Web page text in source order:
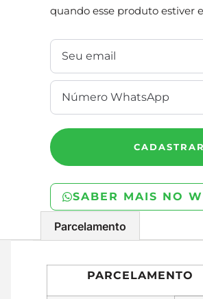
quando esse produto estiver
CADASTRAR
SABER MAIS NO
Parcelamento
PARCELAMENTO